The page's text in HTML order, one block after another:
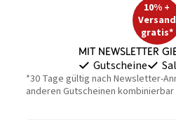
10% +
Versand
gratis*
Mit Newsletter
Gutscheine
*30 Tage gültig nach Newsletter-
anderen Gutscheinen kombinierbar